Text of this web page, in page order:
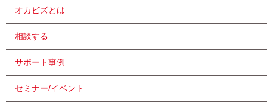
オカビズとは
相談する
サポート事例
セミナー/イベント